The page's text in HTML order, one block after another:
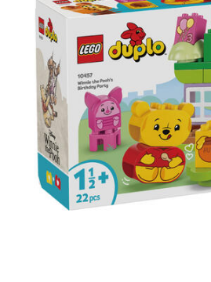
玩具車,貨車,火車及遙控系列
手工藝,文具,蠟筆,泥膠,畫板
娃娃, 芭比,收藏公仔
電子玩具
遊戲及拼圖系列
Fuggler
Miniso名創優品
playpop
LEGO樂高
Barbie芭比